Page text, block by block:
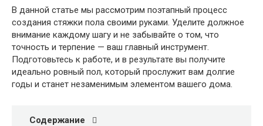
В данной статье мы рассмотрим поэтапный процесс
создания стяжки пола своими руками. Уделите должное
внимание каждому шагу и не забывайте о том, что
точность и терпение — ваш главный инструмент.
Подготовьтесь к работе, и в результате вы получите
идеально ровный пол, который прослужит вам долгие
годы и станет незаменимым элементом вашего дома.
Содержание